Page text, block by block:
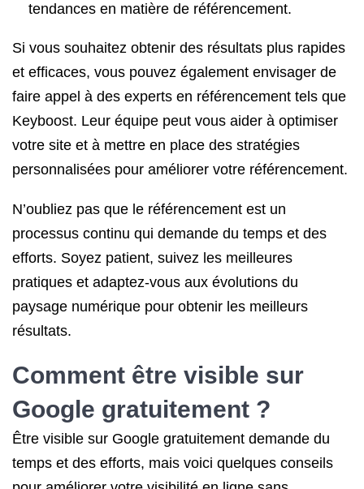
tendances en matière de référencement.
Si vous souhaitez obtenir des résultats plus rapides
et efficaces, vous pouvez également envisager de
faire appel à des experts en référencement tels que
Keyboost. Leur équipe peut vous aider à optimiser
votre site et à mettre en place des stratégies
personnalisées pour améliorer votre référencement.
N’oubliez pas que le référencement est un
processus continu qui demande du temps et des
efforts. Soyez patient, suivez les meilleures
pratiques et adaptez-vous aux évolutions du
paysage numérique pour obtenir les meilleurs
résultats.
Comment être visible sur
Google gratuitement ?
Être visible sur Google gratuitement demande du
temps et des efforts, mais voici quelques conseils